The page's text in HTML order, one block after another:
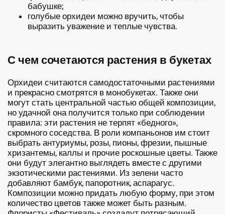
бабушке;
голубые орхидеи можно вручить, чтобы
выразить уважение и теплые чувства.
С чем сочетаются растения в букетах
Орхидеи считаются самодостаточными растениями
и прекрасно смотрятся в монобукетах. Также они
могут стать центральной частью общей композиции,
но удачной она получится только при соблюдении
правила: эти растения не терпят «бедного»,
скромного соседства. В роли компаньонов им стоит
выбрать антуриумы, розы, пионы, фрезии, пышные
хризантемы, каллы и прочие роскошные цветы. Также
они будут элегантно выглядеть вместе с другими
экзотическими растениями. Из зелени часто
добавляют бамбук, папоротник, аспарагус.
Композиции можно придать любую форму, при этом
количество цветов также может быть разным.